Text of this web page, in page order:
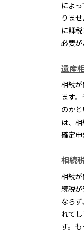
によっ
りま
に課
必要が
遺産
相続が
ます
のか
は、
確定申
相続
相続が
続税が
なら
れて
す。も